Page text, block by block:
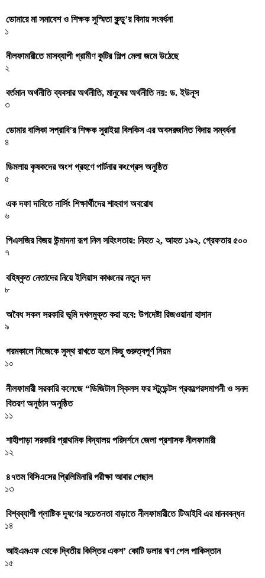
ডোমারে মা সমাবেশ ও শিক্ষক সুস্মিতা কুন্ডু’র বিদায় সংবর্ধনা
১
নীলফামারীতে মাসব্যাপী গ্রামীণ কুটির শিল্প মেলা জমে উঠেছে
২
বর্তমান অর্থনীতি ব্যবসার অর্থনীতি, মানুষের অর্থনীতি নয়: ড. ইউনূস
৩
ডোমার বালিকা সপ্রাবি’র শিক্ষক সুরাইয়া বিলকিস এর অবসরজনিত বিদায় সম্বর্ধনা
৪
ডিমলায় কৃষকদের অংশ গ্রহণে পার্টনার কংগ্রেস অনুষ্ঠিত
৫
এক দফা দাবিতে নার্সিং শিক্ষার্থীদের শাহবাগ অবরোধ
৬
পিএসজির বিজয় উন্মাদনা রূপ নিল সহিংসতায়: নিহত ২, আহত ১৯২, গ্রেফতার ৫০০
৭
বহিষ্কৃত নেতাদের নিয়ে ইলিয়াস কাঞ্চনের নতুন দল
৮
অবৈধ সকল সরকারি ভূমি দখলমুক্ত করা হবে: উপদেষ্টা রিজওয়ানা হাসান
৯
গরমকালে নিজেকে সুস্থ রাখতে হলে কিছু গুরুত্বপূর্ণ নিয়ম
১০
নীলফামারী সরকারি কলেজে “ডিজিটাল স্কিলস ফর স্টুডেন্টস প্রকল্পেরসমাপনী ও সনদ
বিতরণ অনুষ্ঠান অনুষ্ঠিত
১১
শাহীপাড়া সরকারি প্রাথমিক বিদ্যালয় পরিদর্শনে জেলা প্রশাসক নীলফামারী
১২
৪৭তম বিসিএসের প্রিলিমিনারি পরীক্ষা আবার পেছাল
১৩
বিশ্বব্যাপী প্লাষ্টিক দূষণের সচেতনতা বাড়াতে নীলফামারীতে টিআইবি এর মানববন্ধন
১৪
আইএমএফ থেকে দ্বিতীয় কিস্তির একশ’ কোটি ডলার ঋণ পেল পাকিস্তান
১৫